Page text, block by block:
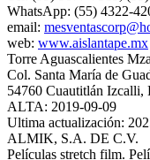
WhatsApp: (55) 4322-
email:
web: www.aislantape.mx
Torre Aguascalientes
Col. Santa María de
54760 Cuautitlán Izcalli,
ALTA: 2019-09-09
Ultima actualización:
ALMIK, S.A. DE C.V.
Películas stretch film.